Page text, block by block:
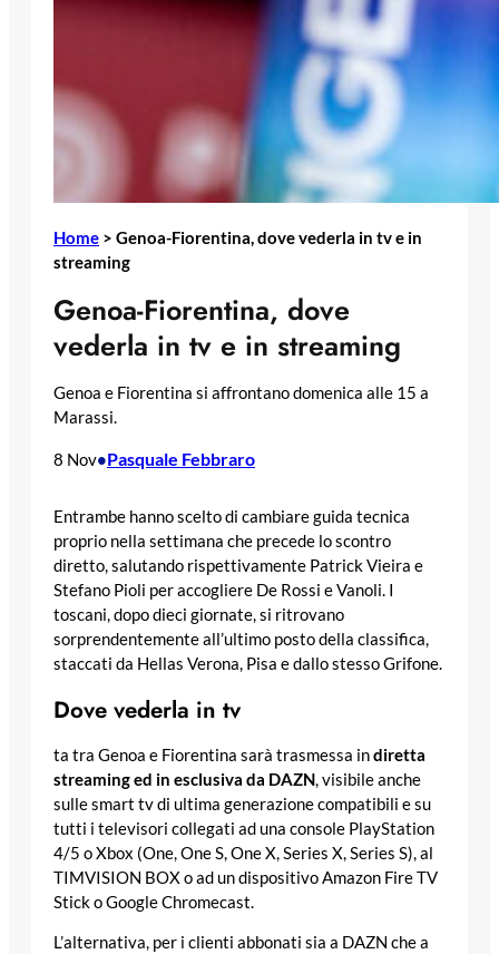
Home > Genoa-Fiorentina, dove vederla in tv e in
streaming
Genoa-Fiorentina, dove
vederla in tv e in streaming
Genoa e Fiorentina si affrontano domenica alle 15 a
Marassi.
8 Nov•Pasquale Febbraro
Entrambe hanno scelto di cambiare guida tecnica
proprio nella settimana che precede lo scontro
diretto, salutando rispettivamente Patrick Vieira e
Stefano Pioli per accogliere De Rossi e Vanoli. I
toscani, dopo dieci giornate, si ritrovano
sorprendentemente all’ultimo posto della classifica,
staccati da Hellas Verona, Pisa e dallo stesso Grifone.
Dove vederla in tv
ta tra Genoa e Fiorentina sarà trasmessa indiretta
streaming ed in esclusiva da DAZN, visibile anche
sulle smart tv di ultima generazione compatibili e su
tutti i televisori collegati ad una console PlayStation
4/5 o Xbox (One, One S, One X, Series X, Series S), al
TIMVISION BOX o ad un dispositivo Amazon Fire TV
Stick o Google Chromecast.
L’alternativa, per i clienti abbonati sia a DAZN che a